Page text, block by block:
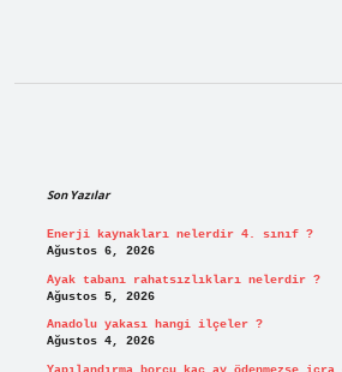
Son Yazılar
Enerji kaynakları nelerdir 4. sınıf ?
Ağustos 6, 2026
Ayak tabanı rahatsızlıkları nelerdir ?
Ağustos 5, 2026
Anadolu yakası hangi ilçeler ?
Ağustos 4, 2026